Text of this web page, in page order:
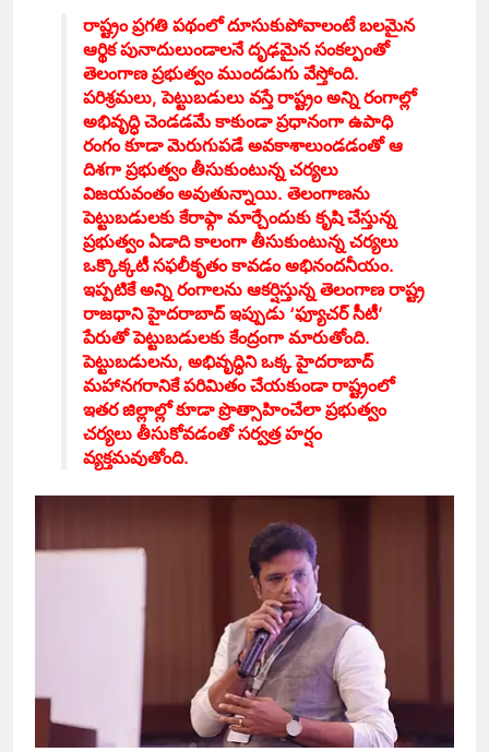
రాష్ట్రం ప్రగతి పథంలో దూసుకుపోవాలంటే బలమైన
ఆర్థిక పునాదులుండాలనే దృఢమైన సంకల్పంతో
తెలంగాణ ప్రభుత్వం ముందడుగు వేస్తోంది.
పరిశ్రమలు, పెట్టుబడులు వస్తే రాష్ట్రం అన్ని రంగాల్లో
అభివృద్ధి చెండడమే కాకుండా ప్రధానంగా ఉపాధి
రంగం కూడా మెరుగుపడే అవకాశాలుండడంతో ఆ
దిశగా ప్రభుత్వం తీసుకుంటున్న చర్యలు
విజయవంతం అవుతున్నాయి. తెలంగాణను
పెట్టుబడులకు కేరాఫ్గా మార్చేందుకు కృషి చేస్తున్న
ప్రభుత్వం ఏడాది కాలంగా తీసుకుంటున్న చర్యలు
ఒక్కొక్కటీ సఫలీకృతం కావడం అభినందనీయం.
ఇప్పటికే అన్ని రంగాలను ఆకర్షిస్తున్న తెలంగాణ రాష్ట్ర
రాజధాని హైదరాబాద్ ఇప్పుడు ‘ఫ్యూచర్ సీటీ’
పేరుతో పెట్టుబడులకు కేంద్రంగా మారుతోంది.
పెట్టుబడులను, అభివృద్ధిని ఒక్క హైదరాబాద్
మహానగరానికే పరిమితం చేయకుండా రాష్ట్రంలో
ఇతర జిల్లాల్లో కూడా ప్రొత్సాహించేలా ప్రభుత్వం
చర్యలు తీసుకోవడంతో సర్వత్ర హర్షం
వ్యక్తమవుతోంది.